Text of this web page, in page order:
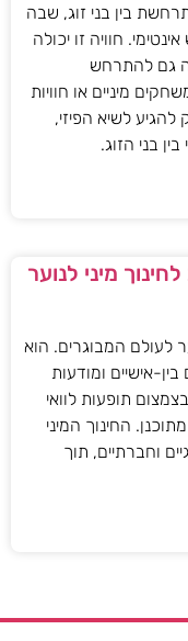
בין בני זוג, שבה
חוויה זו יכולה
גם להתרחש
מיניים או חוויות
לשיא הפיזי,
בני הזוג.
מיני לנוער
לעולם המבוגרים. הוא
אישיים ומודעות
תופעות לוואי
החינוך המיני
וחברתיים, תוך